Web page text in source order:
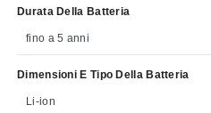
Durata Della Batteria
fino a 5 anni
Dimensioni E Tipo Della Batteria
Li-ion